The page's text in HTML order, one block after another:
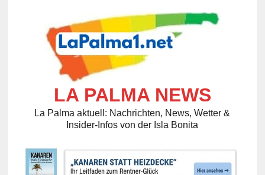
LA PALMA NEWS
La Palma aktuell: Nachrichten, News, Wetter &
Insider-Infos von der Isla Bonita